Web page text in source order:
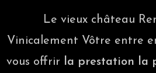
Le vieux château
Vinicalement Vôtre entre
vous offrir la prestation la